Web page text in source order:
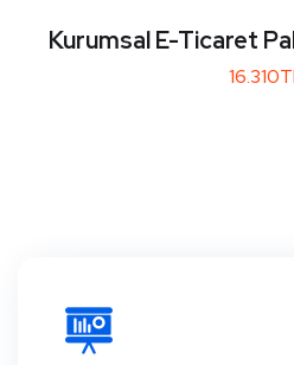
Kurumsal E-Ticaret